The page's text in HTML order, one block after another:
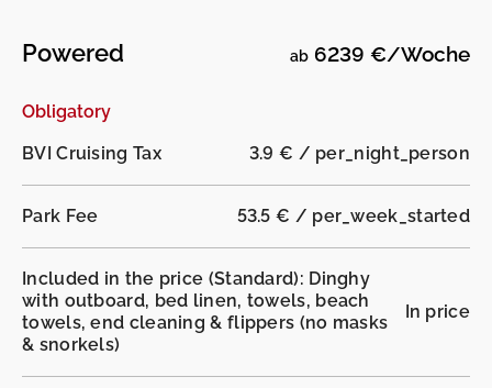
Powered ab 6239 €/Woche
Obligatory
BVI Cruising Tax
3.9 € / per_night_person
Park Fee 53.5 € / per_week_started
Included in the price (Standard): Dinghy
with outboard, bed linen, towels, beach
towels, end cleaning & flippers (no masks
& snorkels)
In price